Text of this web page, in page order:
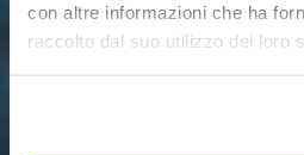
con altre informazioni che ha
raccolto dal suo utilizzo dei loro